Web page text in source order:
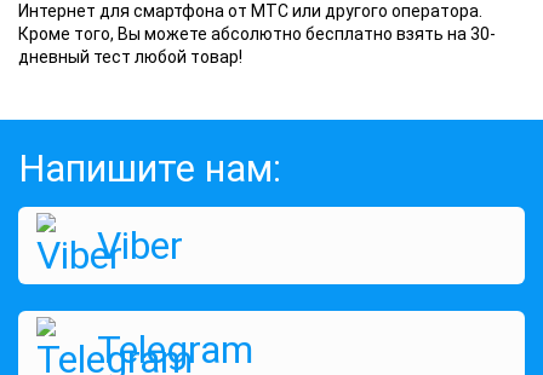
Интернет для смартфона от МТС или другого оператора.
Кроме того, Вы можете абсолютно бесплатно взять на 30-
дневный тест любой товар!
Напишите нам:
Viber
Telegram